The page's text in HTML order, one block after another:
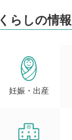
くらしの情報
妊娠・出産